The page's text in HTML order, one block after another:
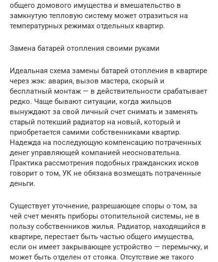
общего домового имущества и вмешательство в
замкнутую тепловую систему может отразиться на
температурных режимах отдельных квартир.
Замена батарей отопления своими руками
Идеальная схема замены батарей отопления в квартире
через жэк: авария, вызов мастера, скорый и
бесплатный монтаж — в действительности срабатывает
редко. Чаще бывают ситуации, когда жильцов
вынуждают за свой личный счет снимать и заменять
старый потекший радиатор на новый, который и
приобретается самими собственниками квартир.
Надежда на последующую компенсацию потраченных
денег управляющей компанией неосновательна.
Практика рассмотрения подобных гражданских исков
говорит о том, УК не обязана возмещать потраченные
деньги.
Существует уточнение, разрешающее споры о том, за
чей счет менять приборы отопительной системы, не в
пользу собственников жилья. Радиатор, находящийся в
квартире, перестает быть частью общего имущества,
если он имеет закрывающее устройство — перемычку, и
может быть отделен от стояка. Отсутствие же такого